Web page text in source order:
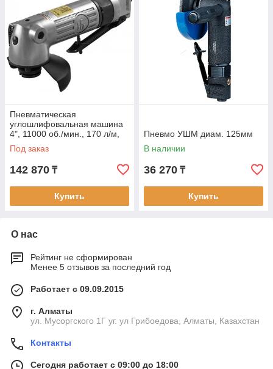
Пневматическая
углошлифовальная машина
4", 11000 об./мин., 170 л/м,
код товара: 48335
Под заказ
142 870 ₸
Купить
Пневмо УШМ диам. 125мм
В наличии
36 270 ₸
Купить
О нас
Рейтинг не сформирован
Менее 5 отзывов за последний год
Работает с 09.09.2015
г. Алматы
ул. Мусоргского 1Г уг. ул Грибоедова, Алматы, Казахстан
Контакты
Сегодня работает с 09:00 до 18:00